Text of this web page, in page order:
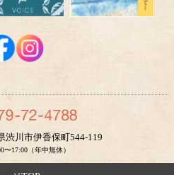
渋川市伊香保町544-119
〜17:00（年中無休）